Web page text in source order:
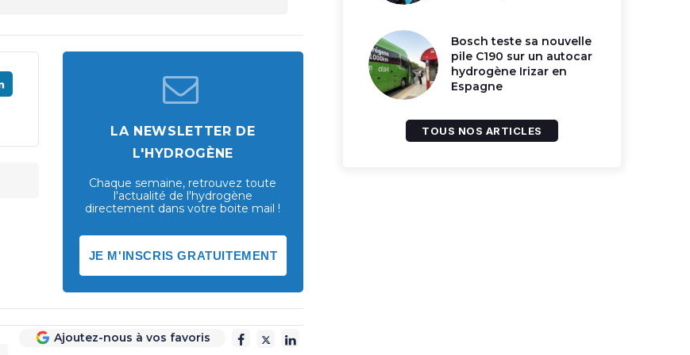
LA NEWSLETTER DE
L'HYDROGÈNE
Chaque semaine, retrouvez toute
l'actualité de l'hydrogène
directement dans votre boite mail !
JE M'INSCRIS GRATUITEMENT
Ajoutez-nous à vos favoris
Bosch teste sa nouvelle
pile C190 sur un autocar
hydrogène Irizar en
Espagne
TOUS NOS ARTICLES